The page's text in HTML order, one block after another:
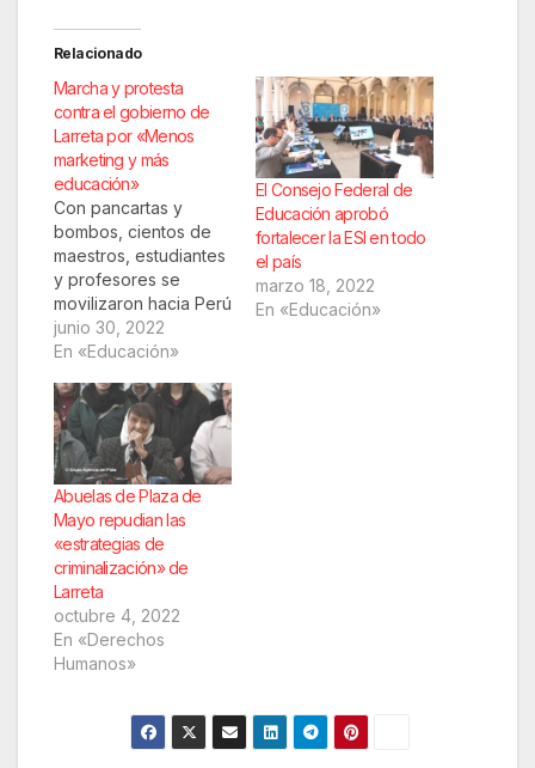
Relacionado
Marcha y protesta
contra el gobierno de
Larreta por «Menos
marketing y más
educación»
Con pancartas y
bombos, cientos de
maestros, estudiantes
y profesores se
movilizaron hacia Perú
160 y exigieron mayor
presupuesto "en
educación pública
y "un salario igual a la
canasta familiar",
entre otros reclamos.
Cientos de
estudiantes junto a
maestros y
profesores,
integrantes de
cooperadoras y
sindicatos docentes
marcharon…
junio 30, 2022
En «Educación»
El Consejo Federal de
Educación aprobó
fortalecer la ESI en todo
el país
marzo 18, 2022
En «Educación»
Abuelas de Plaza de
Mayo repudian las
«estrategias de
criminalización» de
Larreta
octubre 4, 2022
En «Derechos
Humanos»